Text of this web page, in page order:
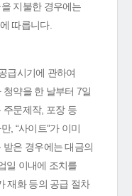
지불한 경우에는
따릅니다.
급시기에 관하여
약을 한 날부터 7일
주문제작, 포장 등
, “사이트”가 이미
은 경우에는 대금의
일 이내에 조치를
재화 등의 공급 절차